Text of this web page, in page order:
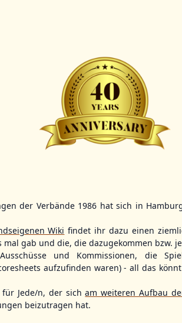
Sportplatz Am Elisenhain, Greifswald-Eldena
BBBZL13:00
HWS2
KIL3
Förde Ballpark (Kilia-Sportplätze),
Germany
der Verbände 1986 hat sich in
Wiki findet ihr dazu einen
mal gab und die, die dazugekommen bzw.
und Kommissionen, die
aufzufinden waren) - all das
Jede/n, der sicham weiteren Aufbau
beizutragen hat.